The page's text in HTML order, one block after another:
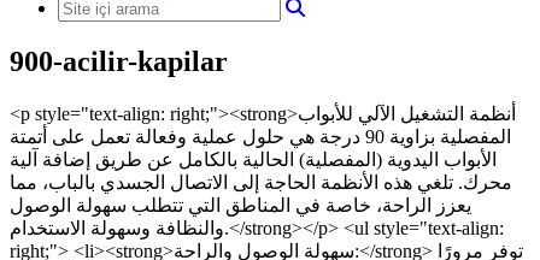
900-acilir-kapilar
<p style="text-align: right;"><strong>أنظمة التشغيل الآلي للأبواب
المفصلية بزاوية 90 درجة هي حلول عملية وفعالة تعمل على أتمتة
الأبواب اليدوية (المفصلية) الحالية بالكامل عن طريق إضافة آلية
محرك. تلغي هذه الأنظمة الحاجة إلى الاتصال الجسدي بالباب، مما
يعزز الراحة، خاصة في المناطق التي تتطلب سهولة الوصول
والنظافة وسهولة الاستخدام.</strong></p> <ul style="text-align:
right;"> <li><strong>سهولة الوصول والراحة:</strong> توفر مرورًا